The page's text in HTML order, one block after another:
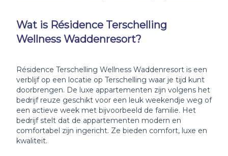
Wat is Résidence Terschelling
Wellness Waddenresort?
Résidence Terschelling Wellness Waddenresort is een
verblijf op een locatie op Terschelling waar je tijd kunt
doorbrengen. De luxe appartementen zijn volgens het
bedrijf reuze geschikt voor een leuk weekendje weg of
een actieve week met bijvoorbeeld de familie. Het
bedrijf stelt dat de appartementen modern en
comfortabel zijn ingericht. Ze bieden comfort, luxe en
kwaliteit.